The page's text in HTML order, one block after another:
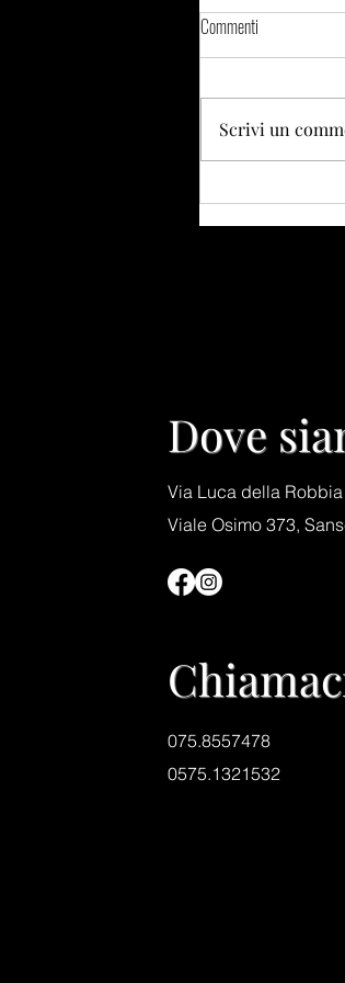
Colore pieno vs
scegliere?
Commenti
Scrivi un
Dove
Via Luca della
Viale Osimo 373,
075.8557478
0575.1321532